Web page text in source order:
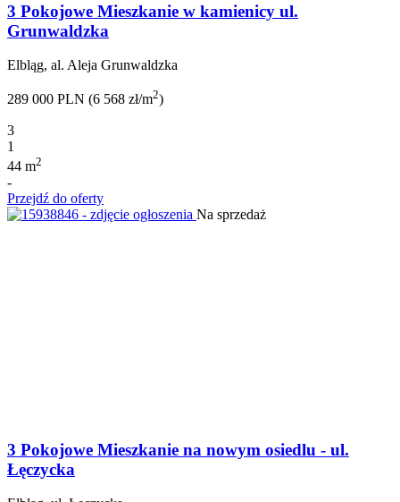
3 Pokojowe Mieszkanie w kamienicy ul.
Grunwaldzka
Elbląg, al. Aleja Grunwaldzka
289 000 PLN (6 568 zł/m2)
3
1
44 m2
-
Przejdź do oferty
Na sprzedaż
3 Pokojowe Mieszkanie na nowym osiedlu - ul.
Łęczycka